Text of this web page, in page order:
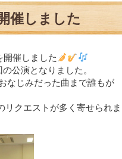
催しました
開催しました
公演となりました。
なじみだった曲まで誰もが
クエストが多く寄せられま